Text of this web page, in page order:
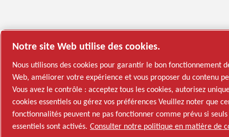
Notre site Web utilise des cookies.
Nous utilisons des cookies pour garantir le bon fonctionnement
Web, améliorer votre expérience et vous proposer du contenu
Vous avez le contrôle : acceptez tous les cookies, autorisez
cookies essentiels ou gérez vos préférences Veuillez noter que
fonctionnalités peuvent ne pas fonctionner comme prévu si seuls
essentiels sont activés. Consulter notre politique en matière de